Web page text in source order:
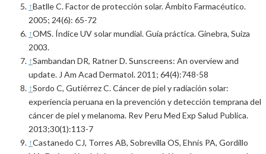
↑Batlle C. Factor de protección solar. Ámbito Farmacéutico.
2005; 24(6): 65-72
↑OMS. Índice UV solar mundial. Guía práctica. Ginebra, Suiza
2003.
↑Sambandan DR, Ratner D. Sunscreens: An overview and
update. J Am Acad Dermatol. 2011; 64(4):748-58
↑Sordo C, Gutiérrez C. Cáncer de piel y radiación solar:
experiencia peruana en la prevención y detección temprana del
cáncer de piel y melanoma. Rev Peru Med Exp Salud Publica.
2013;30(1):113-7
↑Castanedo CJ, Torres AB, Sobrevilla OS, Ehnis PA, Gordillo